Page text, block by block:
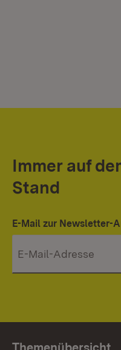
Immer auf
Stand
E-Mail zur Newsletter-